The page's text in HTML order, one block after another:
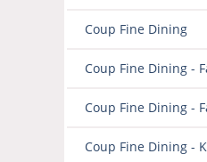
Coup Fine Dining
Coup Fine Dining -
Coup Fine Dining -
Coup Fine Dining -